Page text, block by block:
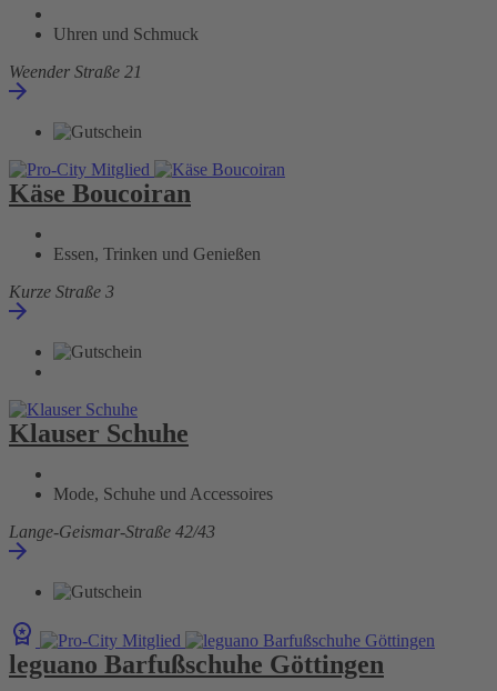
Uhren und Schmuck
Weender Straße 21
Käse Boucoiran
Essen, Trinken und Genießen
Kurze Straße 3
Klauser Schuhe
Mode, Schuhe und Accessoires
Lange-Geismar-Straße 42/43
leguano Barfußschuhe Göttingen